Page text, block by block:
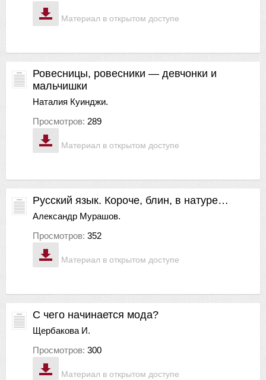
Материал в открытом доступе
Материал в открытом доступе
Ровесницы, ровесники — девчонки и
мальчишки
Наталия Куинджи.
Просмотров: 289
Материал в открытом доступе
Русский язык. Короче, блин, в натуре…
Александр Мурашов.
Просмотров: 352
Материал в открытом доступе
С чего начинается мода?
Щербакова И.
Просмотров: 300